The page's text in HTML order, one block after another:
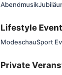
Abendmusik
Lifestyle
ModeschauSport
Private